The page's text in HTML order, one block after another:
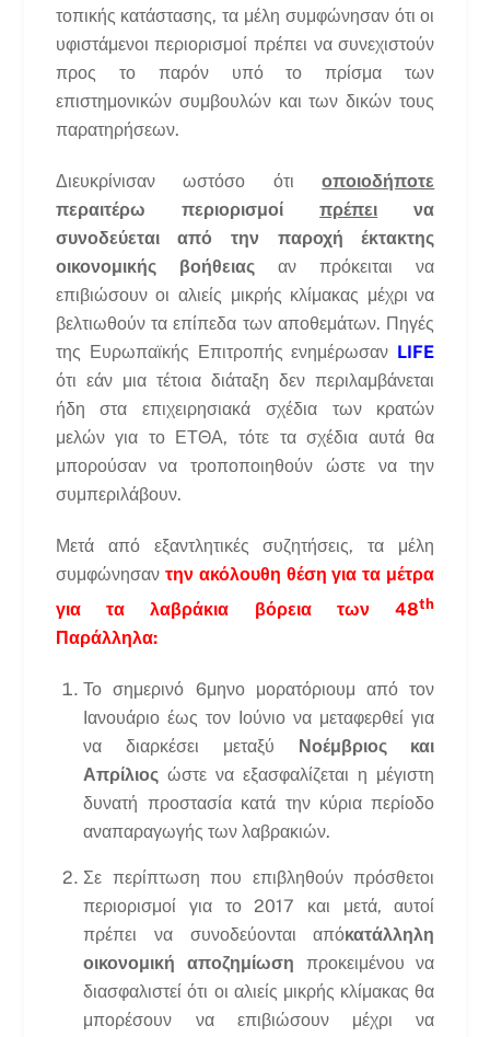
τοπικής κατάστασης, τα μέλη συμφώνησαν ότι οι
υφιστάμενοι περιορισμοί πρέπει να συνεχιστούν
προς το παρόν υπό το πρίσμα των
επιστημονικών συμβουλών και των δικών τους
παρατηρήσεων.
Διευκρίνισαν ωστόσο ότιοποιοδήποτε
περαιτέρω περιορισμοίπρέπει να
συνοδεύεται από την παροχή έκτακτης
οικονομικής βοήθειαςαν πρόκειται να
επιβιώσουν οι αλιείς μικρής κλίμακας μέχρι να
βελτιωθούν τα επίπεδα των αποθεμάτων. Πηγές
της Ευρωπαϊκής Επιτροπής ενημέρωσαν LIFE
ότι εάν μια τέτοια διάταξη δεν περιλαμβάνεται
ήδη στα επιχειρησιακά σχέδια των κρατών
μελών για το ΕΤΘΑ, τότε τα σχέδια αυτά θα
μπορούσαν να τροποποιηθούν ώστε να την
συμπεριλάβουν.
Μετά από εξαντλητικές συζητήσεις, τα μέλη
συμφώνησαν την ακόλουθη θέση για τα μέτρα
για τα λαβράκια βόρεια των 48th
Παράλληλα:
Το σημερινό 6μηνο μορατόριουμ από τον
Ιανουάριο έως τον Ιούνιο να μεταφερθεί για
να διαρκέσει μεταξύ Νοέμβριος και
Απρίλιος ώστε να εξασφαλίζεται η μέγιστη
δυνατή προστασία κατά την κύρια περίοδο
αναπαραγωγής των λαβρακιών.
Σε περίπτωση που επιβληθούν πρόσθετοι
περιορισμοί για το 2017 και μετά, αυτοί
πρέπει να συνοδεύονται απόκατάλληλη
οικονομική αποζημίωση προκειμένου να
διασφαλιστεί ότι οι αλιείς μικρής κλίμακας θα
μπορέσουν να επιβιώσουν μέχρι να